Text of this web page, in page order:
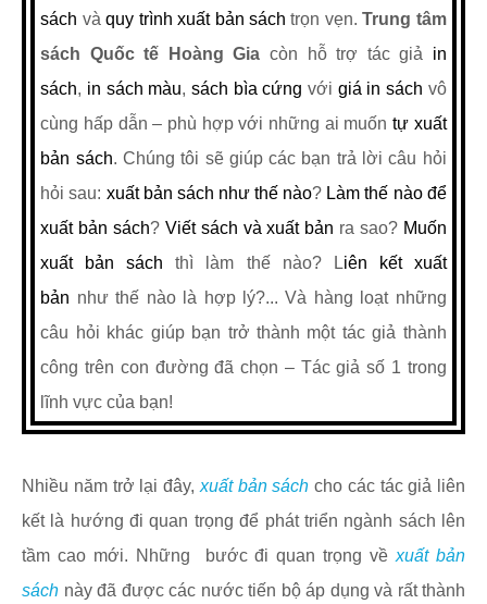
sách và quy trình xuất bản sách trọn vẹn. Trung tâm
sách Quốc tế Hoàng Gia còn hỗ trợ tác giả
in
sách, in sách màu, sách bìa cứng với giá in sách vô
cùng hấp dẫn – phù hợp với những ai muốn tự xuất
bản sách. Chúng tôi sẽ giúp các bạn trả lời câu hỏi
hỏi sau: xuất bản sách như thế nào? Làm thế nào để
xuất bản sách? Viết sách và xuất bản ra sao? Muốn
xuất bản sách
thì làm thế nào? Liên kết xuất
bản như thế nào là hợp lý?... Và hàng loạt những
câu hỏi khác giúp bạn trở thành một tác giả thành
công trên con đường đã chọn – Tác giả số 1 trong
lĩnh vực của bạn!
Nhiều năm trở lại đây, xuất bản sách cho các tác giả liên
kết là hướng đi quan trọng để phát triển ngành sách lên
tầm cao mới. Những bước đi quan trọng vềxuất bản
sách này đã được các nước tiến bộ áp dụng và rất thành